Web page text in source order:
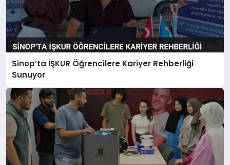
Sinop’ta İŞKUR Öğrencilere Kariyer Rehberliği
Sunuyor